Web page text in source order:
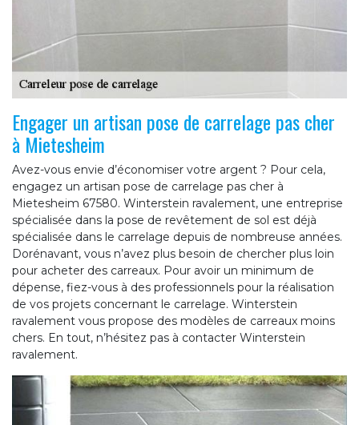
Engager un artisan pose de carrelage pas cher
à Mietesheim
Avez-vous envie d’économiser votre argent ? Pour cela,
engagez un artisan pose de carrelage pas cher à
Mietesheim 67580. Winterstein ravalement, une entreprise
spécialisée dans la pose de revêtement de sol est déjà
spécialisée dans le carrelage depuis de nombreuse années.
Dorénavant, vous n’avez plus besoin de chercher plus loin
pour acheter des carreaux. Pour avoir un minimum de
dépense, fiez-vous à des professionnels pour la réalisation
de vos projets concernant le carrelage. Winterstein
ravalement vous propose des modèles de carreaux moins
chers. En tout, n’hésitez pas à contacter Winterstein
ravalement.